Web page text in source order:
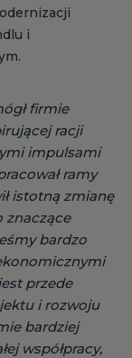
i
firmie
racji
impulsami
ramy
istotną zmianę
znaczące
bardzo
przede
i rozwoju
bardziej
współpracy,